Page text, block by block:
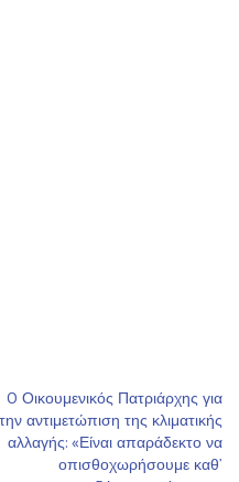
O Οικουμενικός Πατριάρχης για
την αντιμετώπιση της κλιματικής
αλλαγής: «Είναι απαράδεκτο να
οπισθοχωρήσουμε καθ’